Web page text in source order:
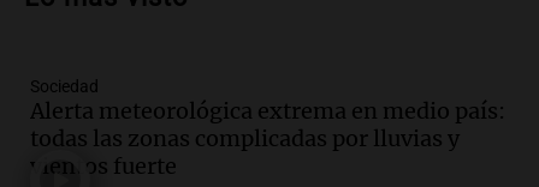
Audio.
La pizzería más antigua de
Córdoba homenajeó a León XIV con una
pizza esculpida con su rostro
Radioinforme 3
Sociedad
Alerta meteorológica extrema en medio país:
todas las zonas complicadas por lluvias y
vientos fuerte